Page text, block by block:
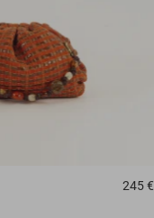
245 €